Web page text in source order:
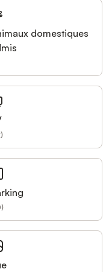
domestiques
)
)